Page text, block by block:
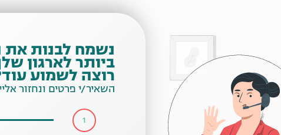
נשמח לבנות
ביותר לארגון
רוצה לשמוע
השאיר/י פרטים ונחזור
1